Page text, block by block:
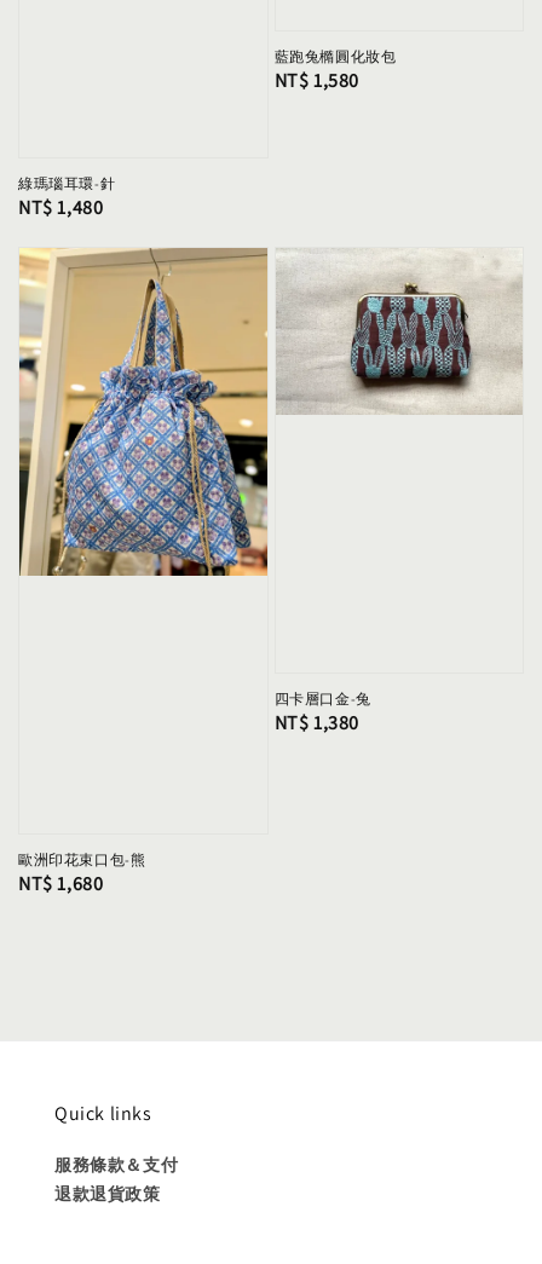
綠瑪瑙耳環-針
Regular
NT$ 1,480
藍跑兔橢圓化妝包
Regular
NT$ 1,580
歐洲印花束口包-熊
Regular
NT$ 1,680
四卡層口金-兔
Regular
NT$ 1,380
Quick links
服務條款＆支付
退款退貨政策